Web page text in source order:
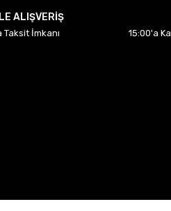
ALIŞVERİŞ
Taksit İmkanı
15:00'a